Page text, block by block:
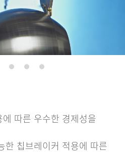
따른 우수한 경제성을
한 칩브레이커 적용에 따른